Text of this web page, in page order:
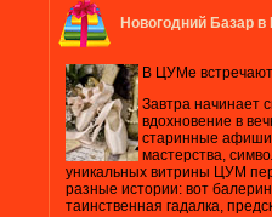
Новогодний Базар
В ЦУМе
Завтра начинает
вдохновение в
старинные афиши,
мастерства,
уникальных витрины ЦУМ
разные истории: вот
таинственная гадалка,